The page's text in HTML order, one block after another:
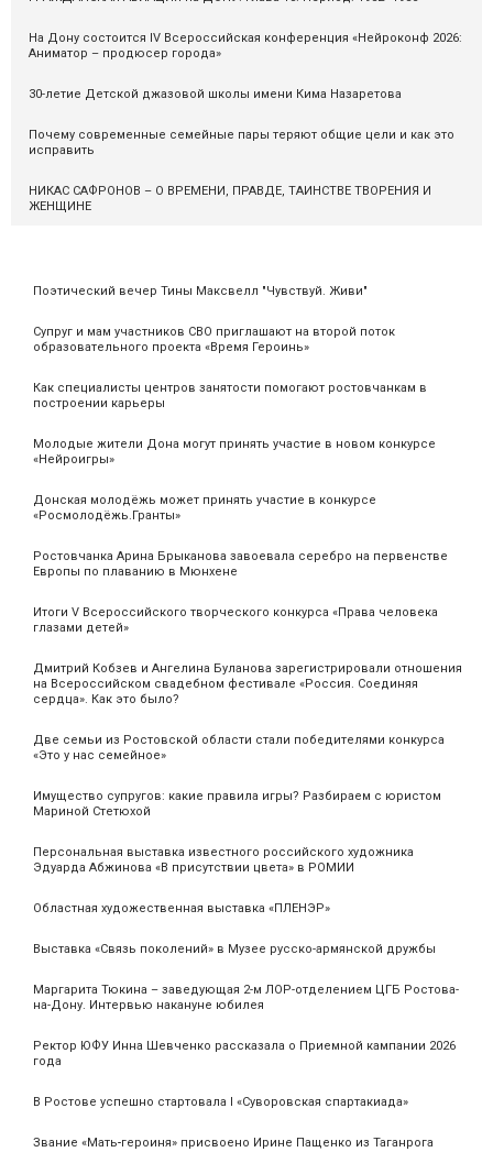
Поэтический вечер Тины Максвелл "Чувствуй. Живи"
Супруг и мам участников СВО приглашают на второй поток
образовательного проекта «Время Героинь»
Как специалисты центров занятости помогают ростовчанкам в
построении карьеры
Молодые жители Дона могут принять участие в новом конкурсе
«Нейроигры»
Донская молодёжь может принять участие в конкурсе
«Росмолодёжь.Гранты»
Ростовчанка Арина Брыканова завоевала серебро на первенстве
Европы по плаванию в Мюнхене
Итоги V Всероссийского творческого конкурса «Права человека
глазами детей»
Дмитрий Кобзев и Ангелина Буланова зарегистрировали отношения
на Всероссийском свадебном фестивале «Россия. Соединяя
сердца». Как это было?
Две семьи из Ростовской области стали победителями конкурса
«Это у нас семейное»
Имущество супругов: какие правила игры? Разбираем с юристом
Мариной Стетюхой
Персональная выставка известного российского художника
Эдуарда Абжинова «В присутствии цвета» в РОМИИ
Областная художественная выставка «ПЛЕНЭР»
Выставка «Связь поколений» в Музее русско-армянской дружбы
Маргарита Тюкина – заведующая 2-м ЛОР-отделением ЦГБ Ростова-
на-Дону. Интервью накануне юбилея
Ректор ЮФУ Инна Шевченко рассказала о Приемной кампании 2026
года
В Ростове успешно стартовала I «Суворовская спартакиада»
Звание «Мать‑героиня» присвоено Ирине Пащенко из Таганрога
На Дону состоится IV Всероссийская конференция «Нейроконф 2026:
Аниматор – продюсер города»
30-летие Детской джазовой школы имени Кима Назаретова
Почему современные семейные пары теряют общие цели и как это
исправить
НИКАС САФРОНОВ – О ВРЕМЕНИ, ПРАВДЕ, ТАИНСТВЕ ТВОРЕНИЯ И
ЖЕНЩИНЕ